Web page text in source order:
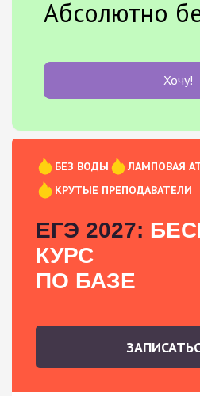
Абсолютно
Хочу!
БЕЗ ВОДЫ
ЛАМПОВАЯ
КРУТЫЕ ПРЕПОДАВАТЕЛИ
ЕГЭ 2027:
КУРС
ПО БАЗЕ